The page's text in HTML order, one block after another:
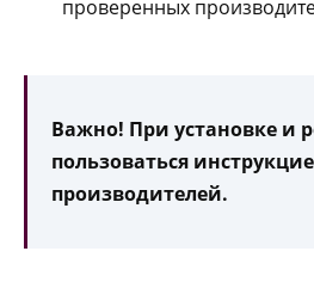
проверенных
Важно! При установке и
пользоваться
производителей.